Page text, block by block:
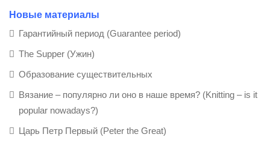
Новые материалы
Гарантийный период (Guarantee period)
The Supper (Ужин)
Образование существительных
Вязание – популярно ли оно в наше время? (Knitting – is it
popular nowadays?)
Царь Петр Первый (Peter the Great)